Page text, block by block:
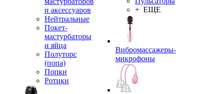
и аксессуаров
Нейтральные
Покет-
мастурбаторы
и яйца
Полуторс
(попа)
Попки
Ротики
+ ЕЩЕ
Вибромассажеры-
микрофоны